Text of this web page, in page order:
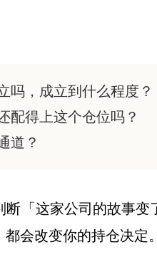
，成立到什么程度？
得上这个仓位吗？
道？
「这家公司的故事
会改变你的持仓决定。